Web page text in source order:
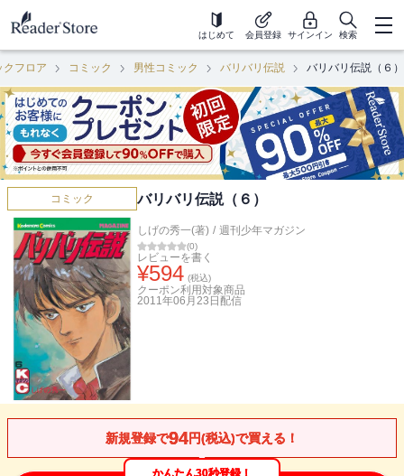
はじめて 会員登録 サインイン 検索
クフロア コミック 男性コミック バリバリ伝説 バリバリ伝説（６）
コミック バリバリ伝説（６）
しげの秀一(著) / 週刊少年マガジン
(0)
レビューを書く
¥594 (税込)
クーポン利用対象商品
2011年06月23日 配信
新規登録で94円(税込)で買える！
かんたん30秒登録！